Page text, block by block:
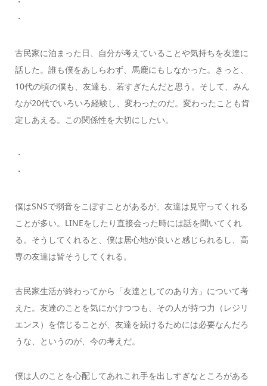
・
古民家に泊まった日、自分が考えていることや気持ちを友達に
話した。誰も僕をあしらわず、馬鹿にもしなかった。きっと、
10代の頃の僕も、友達も、若すぎたんだと思う。そして、みん
なが20代でいろいろ経験し、変わったのだ。変わったことも肯
定しあえる。この関係性を大切にしたい。
・
・
僕はSNSで弱音をこぼすことがあるが、友達は見守ってくれる
ことが多い。LINEをしたり直接会った時には話を聞いてくれ
る。そうしてくれると、僕は居心地が良いと感じられるし、高
専の友達は皆そうしてくれる。
古民家生活が終わってから「友達としてのあり方」について考
えた。友達のことを気にかけつつも、その人が持つ力（レジリ
エンス）を信じることが、友達を続けるためには必要なんだろ
うな、というのが、今の考えだ。
僕は人のことを心配してあれこれ手を出しすぎなところがある